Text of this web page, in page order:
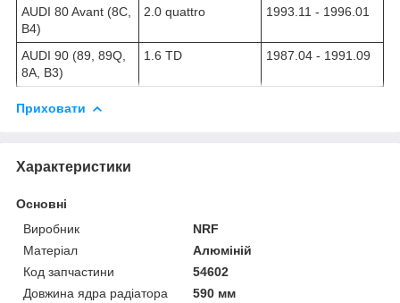
AUDI 80 Avant (8C,
B4)
2.0 quattro 1993.11 - 1996.01
AUDI 90 (89, 89Q,
8A, B3)
1.6 TD 1987.04 - 1991.09
Приховати
Характеристики
Основні
Виробник
NRF
Матеріал
Алюміній
Код запчастини
54602
Довжина ядра радіатора
590 мм